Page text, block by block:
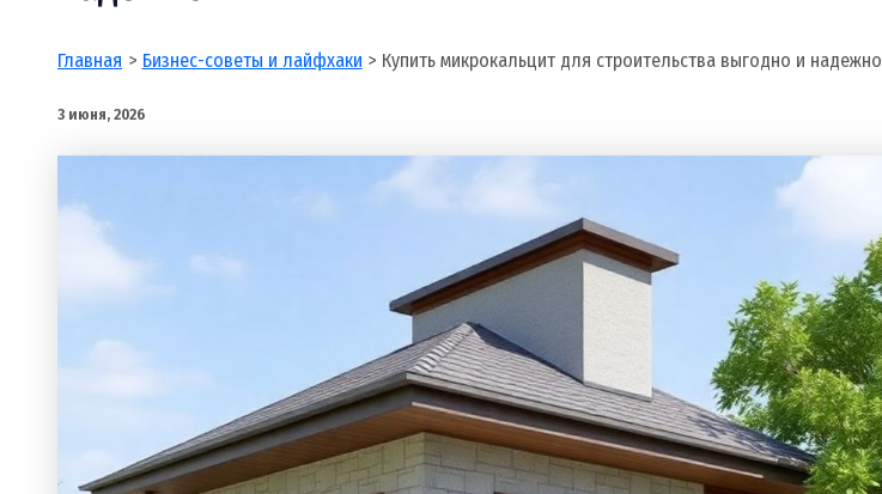
Главная Бизнес-советы и лайфхаки Купить микрокальцит для строительства выгодно и надежно
3 июня, 2026